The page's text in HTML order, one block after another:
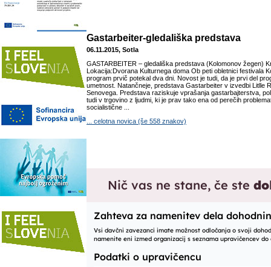
Gastarbeiter-gledališka predstava
06.11.2015, Sotla
GASTARBEITER – gledališka predstava (Kolomonov žegen)
Lokacija:Dvorana Kulturnega doma Ob peti obletnici festivala
program prvič potekal dva dni. Novost je tudi, da je prvi del
umetnost. Natančneje, predstava Gastarbeiter v izvedbi Litlle
Senovega. Predstava raziskuje vprašanja gastarbajterstva,
tudi v trgovino z ljudmi, ki je prav tako ena od perečih
socialistične ...
... celotna novica (še 558 znakov)